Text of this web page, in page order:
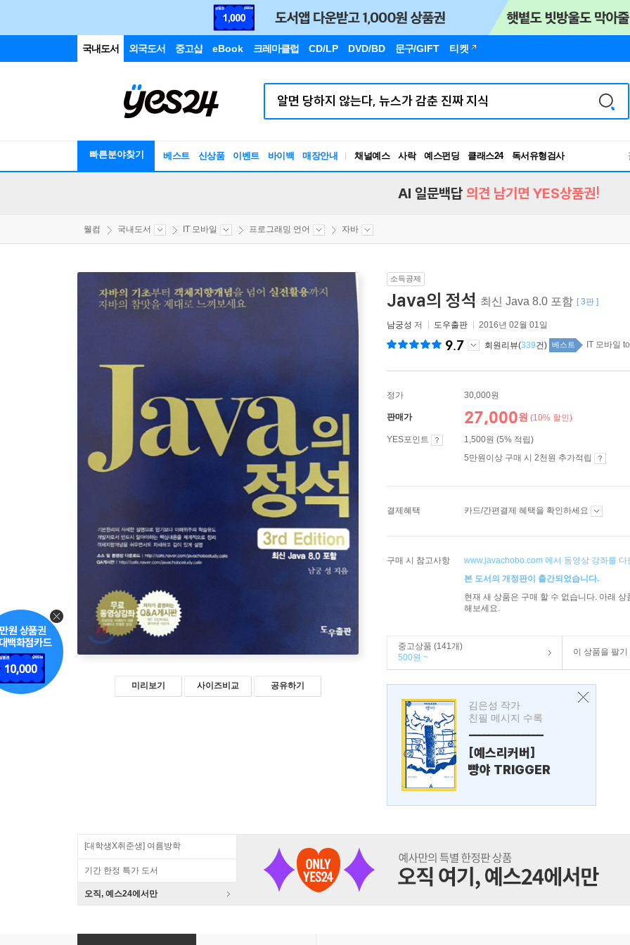
국내도서 외국도서 중고샵 eBook 크레마클럽 CD/LP DVD/BD 문구/GIFT 티켓
빠른분야찾기 베스트 신상품 이벤트 바이백 매장안내 채널예스 사락 예스펀딩 클래스24
독서유형검사
RBTI Lab
AI 일문백답 의견 남기면 YES상품권!
웰컴 국내도서 IT 모바일 프로그래밍 언어 자바
미리보기 사이즈비교 공유하기
소득공제
Java의 정석 최신 Java 8.0 포함 [ 3판 ]
남궁성 저 도우출판 2016년 02월 01일
9.7 회원리뷰(339건) 베스트 IT 모바일
정가 30,000원
판매가 27,000원 (10% 할인)
YES포인트
1,500원 (5% 적립)
5만원이상 구매 시 2천원 추가적립
결제혜택 카드/간편결제 혜택을 확인하세요
구매 시 참고사항
www.javachobo.com 에서 동영상 강좌를 다
본 도서의 개정판이 출간되었습니다.
현재 새 상품은 구매 할 수 없습니다. 아래
해보세요.
중고상품 (141개)
500원 ~
이 상품을 팔기
김은성 작가
친필 메시지 수록
---------------
[예스리커버]
빵야 TRIGGER
[대학생X취준생] 여름방학
기간 한정 특가 도서
오직, 예스24에서만